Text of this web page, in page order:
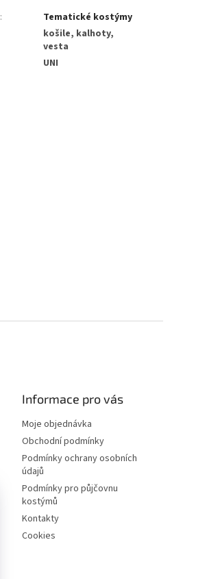
:
Tematické kostýmy
košile, kalhoty,
vesta
UNI
Informace pro vás
Moje objednávka
Obchodní podmínky
Podmínky ochrany osobních
údajů
Podmínky pro půjčovnu
kostýmů
Kontakty
Cookies